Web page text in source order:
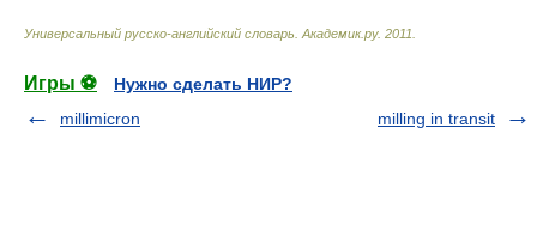
Универсальный русско-английский словарь Академик.ру. 2011
Игры ⚽
Нужно сделать НИР?
millimicron
milling in transit